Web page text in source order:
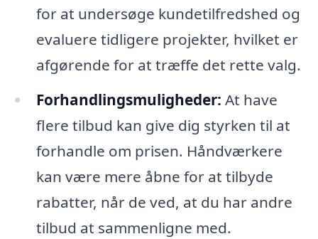
for at undersøge kundetilfredshed og
evaluere tidligere projekter, hvilket er
afgørende for at træffe det rette valg.
Forhandlingsmuligheder: At have
flere tilbud kan give dig styrken til at
forhandle om prisen. Håndværkere
kan være mere åbne for at tilbyde
rabatter, når de ved, at du har andre
tilbud at sammenligne med.